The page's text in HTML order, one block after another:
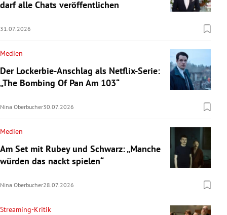
darf alle Chats veröffentlichen
31.07.2026
Medien
Der Lockerbie-Anschlag als Netflix-Serie:
„The Bombing Of Pan Am 103“
Nina Oberbucher30.07.2026
Medien
Am Set mit Rubey und Schwarz: „Manche
würden das nackt spielen“
Nina Oberbucher28.07.2026
Streaming-Kritik